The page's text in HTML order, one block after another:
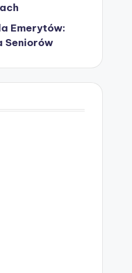
Emerytów:
Seniorów